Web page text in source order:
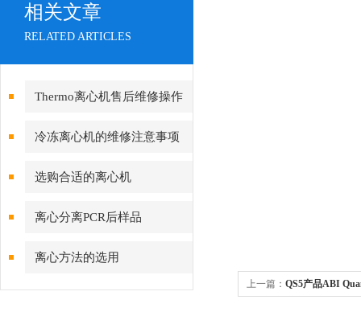
相关文章
RELATED ARTICLES
Thermo离心机售后维修操作
方法
冷冻离心机的维修注意事项
选购合适的离心机
离心分离PCR后样品
离心方法的选用
上一篇： QS5产品ABI